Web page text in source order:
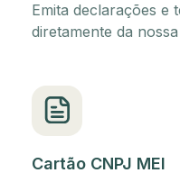
Emita declarações e
diretamente da
Cartão CNPJ MEI